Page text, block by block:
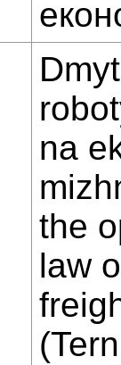
na
the
law